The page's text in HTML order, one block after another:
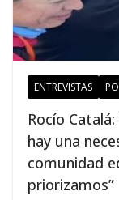
ENTREVISTAS
Rocío
hay una
comunidad
priorizamos”